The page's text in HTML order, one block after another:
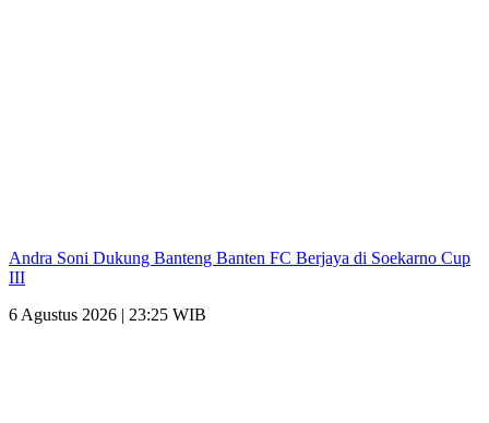
Andra Soni Dukung Banteng Banten FC Berjaya di Soekarno Cup
III
6 Agustus 2026 | 23:25 WIB